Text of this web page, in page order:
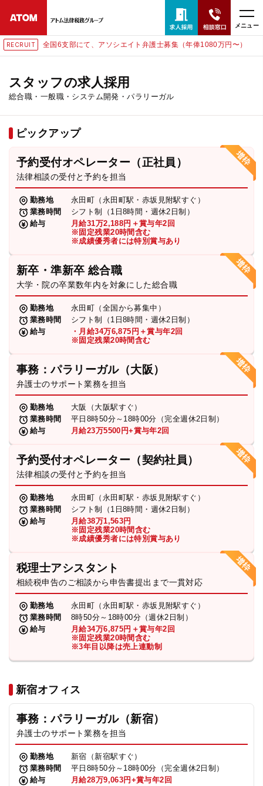
メニュー
RECRUIT 全国6支部にて、アソシエイト弁護士募集（年俸1080万円〜）
スタッフの求人採用
総合職・一般職・システム開発・パラリーガル
ピックアップ
予約受付オペレーター（正社員）
法律相談の受付と予約を担当
勤務地
永田町（永田町駅・赤坂見附駅すぐ）
業務時間
シフト制（1日8時間・週休2日制）
給与
月給31万2,188円＋賞与年2回
※固定残業20時間含む
※成績優秀者には特別賞与あり
新卒・準新卒 総合職
大学・院の卒業数年内を対象にした総合職
勤務地
永田町（全国から募集中）
業務時間
シフト制（1日8時間・週休2日制）
給与
・月給34万6,875円＋賞与年2回
※固定残業20時間含む
事務：パラリーガル（大阪）
弁護士のサポート業務を担当
勤務地
大阪（大阪駅すぐ）
業務時間
平日8時50分～18時00分（完全週休2日制）
給与
月給23万5500円+賞与年2回
予約受付オペレーター（契約社員）
法律相談の受付と予約を担当
勤務地
永田町（永田町駅・赤坂見附駅すぐ）
業務時間
シフト制（1日8時間・週休2日制）
給与
月給38万1,563円
※固定残業20時間含む
※成績優秀者には特別賞与あり
税理士アシスタント
相続税申告のご相談から申告書提出まで一貫対応
勤務地
永田町（永田町駅・赤坂見附駅すぐ）
業務時間
8時50分～18時00分（週休2日制）
給与
月給34万6,875円＋賞与年2回
※固定残業20時間含む
※3年目以降は売上連動制
新宿オフィス
事務：パラリーガル（新宿）
弁護士のサポート業務を担当
勤務地
新宿（新宿駅すぐ）
業務時間
平日8時50分～18時00分（完全週休2日制）
給与
月給28万9,063円+賞与年2回
24時間365日全国対応
無料相談窓口はこちら
ホーム
取扱分野
解決実績
弁護士・税理士
費用
求人採用
お知らせ
特設サイト
相談先情報サイト
プライバシーポリシー
TikTok受賞 定義集 動画集